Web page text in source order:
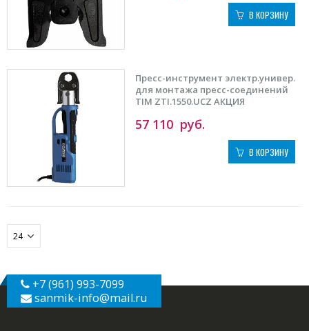
В КОРЗИНУ
Пресс-инструмент электр.универ.
для монтажа пресс-соединений
TIM ZTI.1550.UCZ АКЦИЯ
57 110 руб.
В КОРЗИНУ
+7 (961) 993-7099
sanmik-info@mail.ru